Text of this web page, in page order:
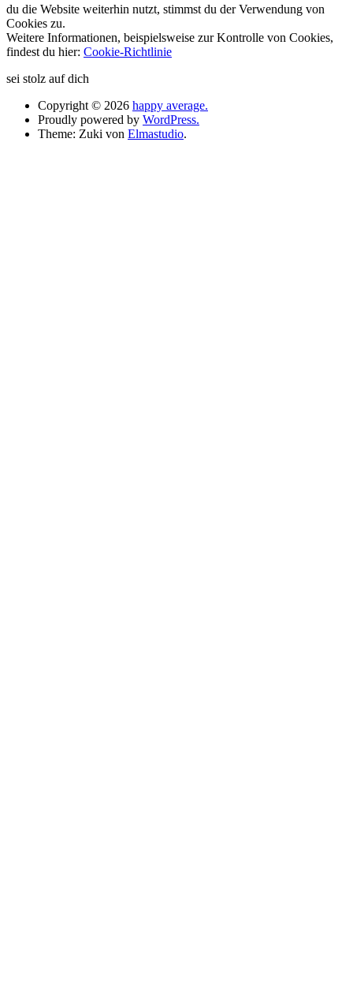
du die Website weiterhin nutzt, stimmst du der Verwendung von
Cookies zu.
Weitere Informationen, beispielsweise zur Kontrolle von Cookies,
findest du hier: Cookie-Richtlinie
sei stolz auf dich
Copyright © 2026 happy average.
Proudly powered by WordPress.
Theme: Zuki von Elmastudio.